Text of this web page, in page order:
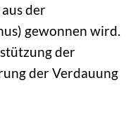
aus der
gewonnen wird.
der
der Verdauung